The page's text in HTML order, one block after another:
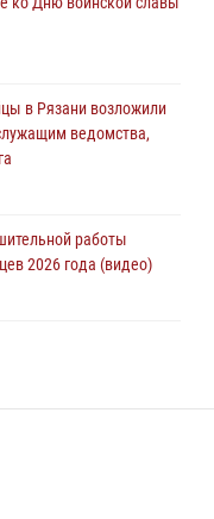
о Крещении Руси
в Рязани возложили
ведомства,
работы
2026 года (видео)